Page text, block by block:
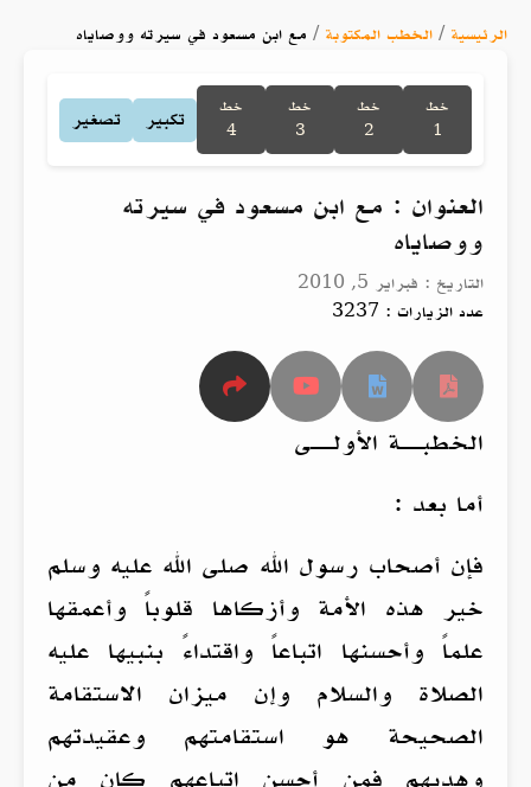
الرئيسية / الخطب المكتوبة / مع ابن مسعود في سيرته ووصاياه
خط
1
خط
2
خط
3
خط
4
تكبير تصغير
العنوان : مع ابن مسعود في سيرته
ووصاياه
التاريخ : فبراير 5, 2010
عدد الزيارات : 3237
الخطبــة الأولــى
أما بعد :
فإن أصحاب رسول الله صلى الله عليه وسلم
خير هذه الأمة وأزكاها قلوباً وأعمقها
علماً وأحسنها اتباعاً واقتداءً بنبيها عليه
الصلاة والسلام وإن ميزان الاستقامة
الصحيحة هو استقامتهم وعقيدتهم